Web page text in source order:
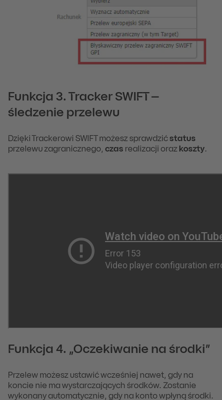
Funkcja 3. Tracker SWIFT –
śledzenie przelewu
Dzięki Trackerowi SWIFT możesz sprawdzić status
przelewu zagranicznego, czas realizacji oraz koszty.
Funkcja 4. „Oczekiwanie na środki”
Przelew możesz ustawić wcześniej nawet, gdy na
koncie nie ma wystarczających środków. Zostanie
wykonany automatycznie, gdy na konto wpłyną środki.